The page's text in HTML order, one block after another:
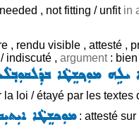
, not fitting / unfit in
rendu visible , attesté ,
indiscuté , argument: bien
ܡܘܼܟ݂ܫܸܛܵܐ
loi / étayé par les textes
ܡܘܼܟܫܸܛܵܐ: attesté sur